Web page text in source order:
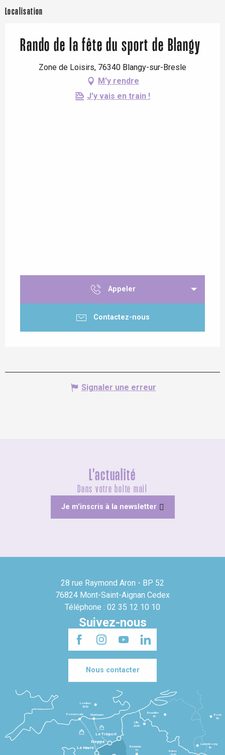
Localisation
Rando de la fête du sport de Blangy
Zone de Loisirs, 76340 Blangy-sur-Bresle
M'y rendre
J'y vais en train !
Appeler
Contactez-nous
Signaler une erreur
L'actualité
Dans votre boîte mail
Je m'inscris à la newsletter
28 rue Raymond Aron - BP 52
76824 Mont-Saint-Aignan Cedex
Téléphone : 02 35 12 10 10
Suivez-nous
Nous contacter
Le Havre
Dieppe
Le Tréport
Beauvais
1h
Reims
2h45
Lille
2h30
Bruxelles
3h
Londres
3h30
Newhaven
Portsmouth
Bonn
5h
Luxembourg
4h